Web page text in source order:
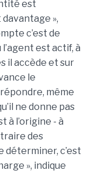
est
»,
c’est de
est actif, à
il accède et sur
le
même
ne donne pas
à l’origine - à
des
déterminer, c’est
», indique